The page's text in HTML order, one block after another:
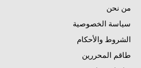
من نحن
سياسة الخصوصية
الشروط والأحكام
طاقم المحررين